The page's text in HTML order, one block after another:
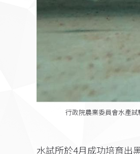
行政院農業委員會水產
水試所於4月成功培育出